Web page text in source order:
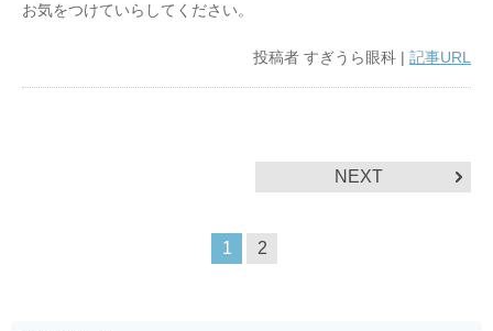
お気をつけていらしてください。
投稿者 すぎうら眼科 | 記事URL
1 2
NEXT